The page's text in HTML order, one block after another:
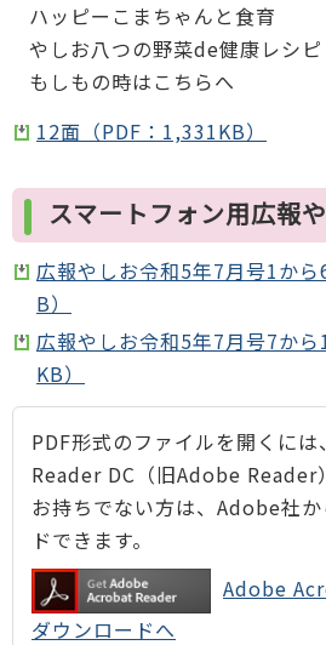
ハッピーこまちゃんと食育
やしお八つの野菜de健康レシピ
もしもの時はこちらへ
12面（PDF：1,331KB）
スマートフォン用広報
広報やしお令和5年7月号1か
B）
広報やしお令和5年7月号7か
KB）
PDF形式のファイルを開くに
Reader DC（旧Adobe Reader
お持ちでない方は、Adobe社
ドできます。
Adobe
ダウンロードへ